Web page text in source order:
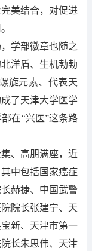
美结合，对促进
学部徽章也随之
洋盾、生机勃勃
旋元素、代表天
了天津大学医学
在“兴医”这条路
、高朋满座，近
中包括国家癌症
赫捷、中国武警
院长张建宁、天
新、天津市第一
长朱思伟、天津